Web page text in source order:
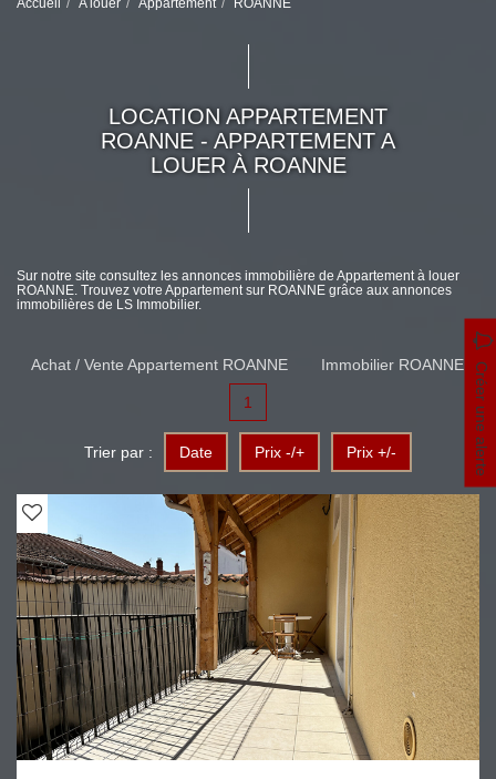
Accueil A louer Appartement ROANNE
LOCATION APPARTEMENT
ROANNE - APPARTEMENT A
LOUER À ROANNE
Sur notre site consultez les annonces immobilière de Appartement à louer
ROANNE. Trouvez votre Appartement sur ROANNE grâce aux annonces
immobilières de LS Immobilier.
Achat / Vente Appartement ROANNE Immobilier ROANNE Créer une alerte
1
Trier par : Date Prix -/+ Prix +/-